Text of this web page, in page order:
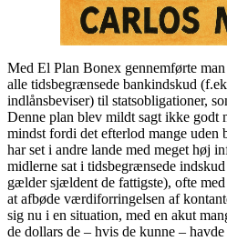
Med El Plan Bonex gennemførte
alle tidsbegrænsede bankindskud
indlånsbeviser) til statsobligationer,
Denne plan blev mildt sagt ikke godt
mindst fordi det efterlod mange uden
har set i andre lande med meget høj
midlerne sat i tidsbegrænsede
gælder sjældent de fattigste), ofte
at afbøde værdiforringelsen af
sig nu i en situation, med en akut
de dollars de – hvis de kunne –